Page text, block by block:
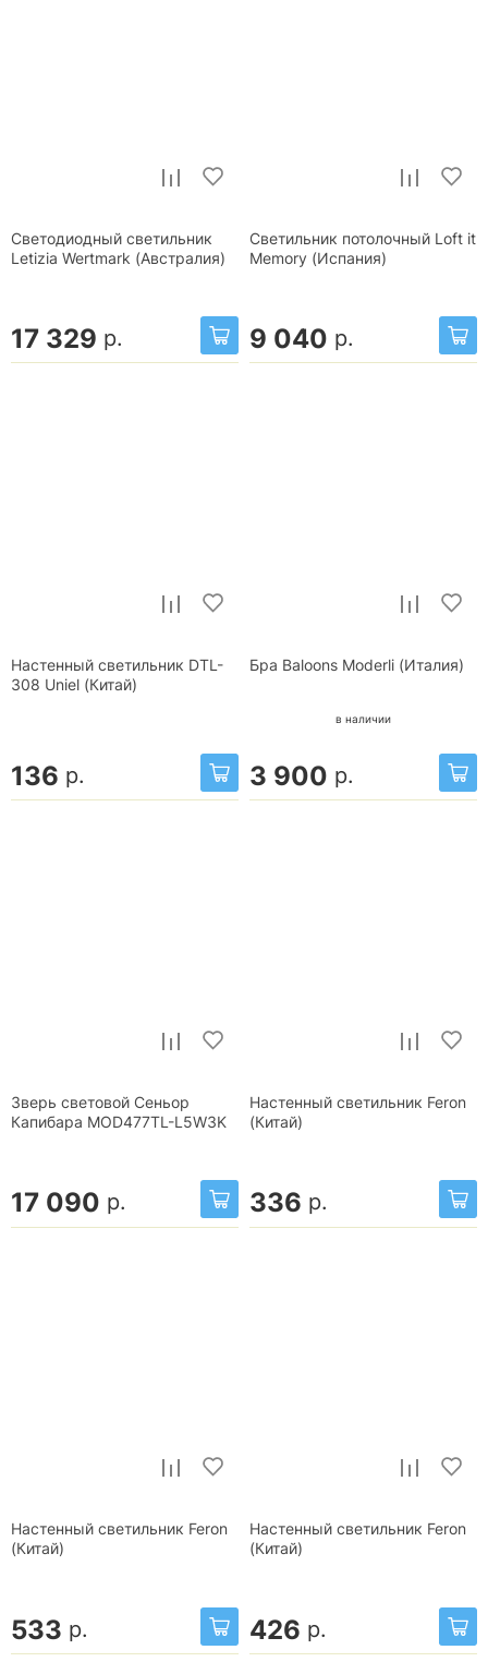
Светодиодный светильник
Letizia Wertmark (Австралия)
17 329 р.
Светильник потолочный Loft it
Memory (Испания)
9 040 р.
Настенный светильник DTL-
308 Uniel (Китай)
136 р.
Бра Baloons Moderli (Италия)
в наличии
3 900 р.
Зверь световой Сеньор
Капибара MOD477TL-L5W3K
17 090 р.
Настенный светильник Feron
(Китай)
336 р.
Настенный светильник Feron
(Китай)
533 р.
Настенный светильник Feron
(Китай)
426 р.